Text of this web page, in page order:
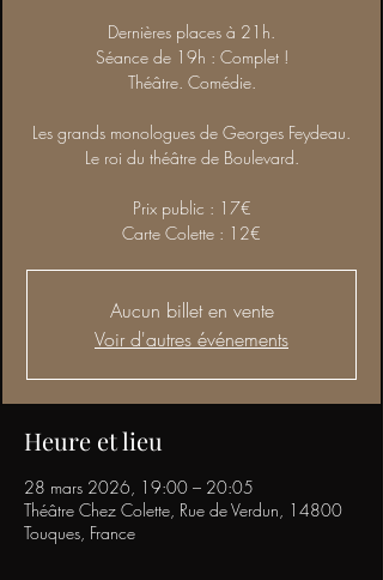
Dernières places à 21h.
Séance de 19h : Complet !
Théâtre. Comédie.
Les grands monologues de Georges Feydeau.
Le roi du théâtre de Boulevard.
Prix public : 17€
Carte Colette : 12€
Aucun billet en vente
Voir d'autres événements
Heure et lieu
28 mars 2026, 19:00 – 20:05
Théâtre Chez Colette, Rue de Verdun, 14800
Touques, France